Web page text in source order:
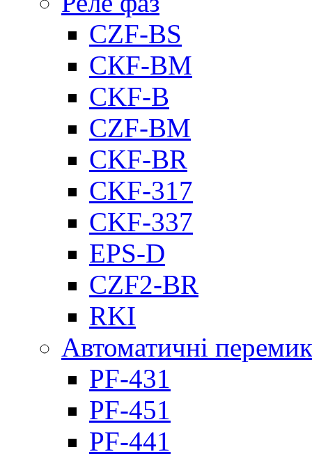
CZF-BS
CКF-BM
CKF-B
CZF-BM
CKF-BR
CKF-317
CKF-337
EPS-D
CZF2-BR
RKI
Автоматичні
PF-431
PF-451
PF-441